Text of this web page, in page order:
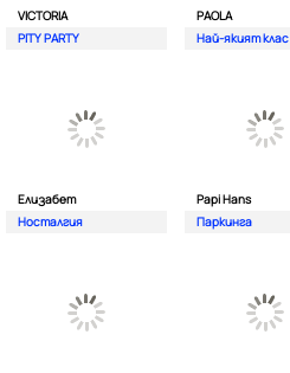
VICTORIA
PITY PARTY
PAOLA
Най-якият клас
Елизабет
Носталгия
Papi Hans
Паркинга